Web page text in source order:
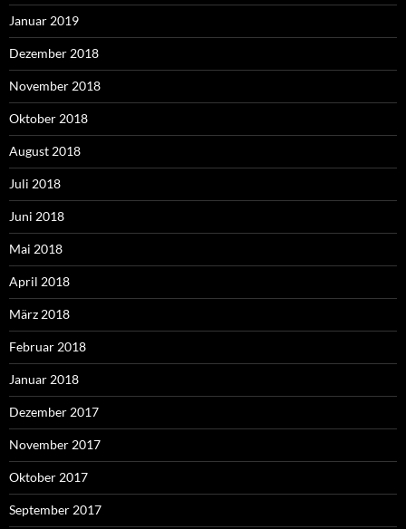
Januar 2019
Dezember 2018
November 2018
Oktober 2018
August 2018
Juli 2018
Juni 2018
Mai 2018
April 2018
März 2018
Februar 2018
Januar 2018
Dezember 2017
November 2017
Oktober 2017
September 2017